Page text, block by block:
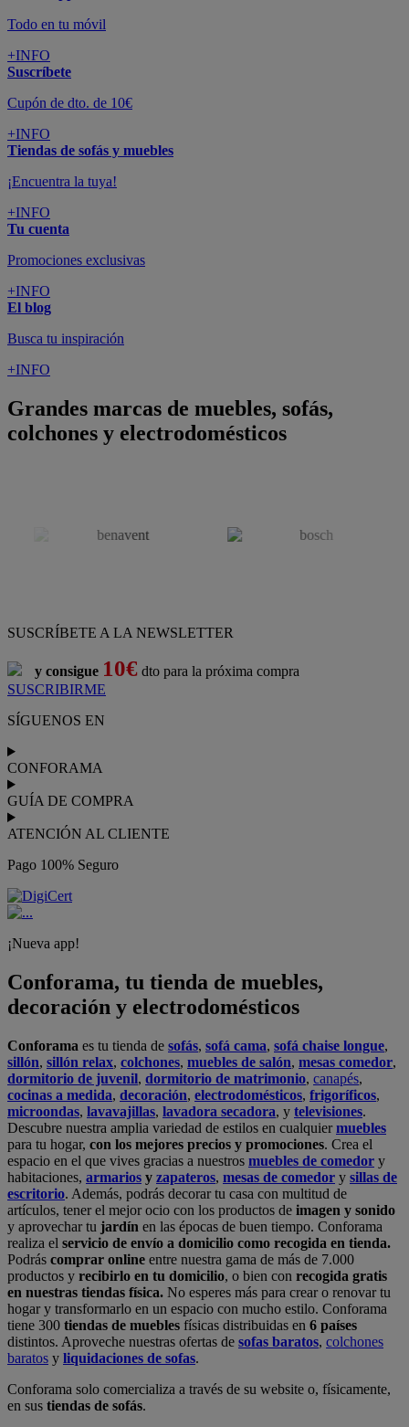
Todo en tu móvil
+INFO
Suscríbete
Cupón de dto. de 10€
+INFO
Tiendas de sofás y muebles
¡Encuentra la tuya!
+INFO
Tu cuenta
Promociones exclusivas
+INFO
El blog
Busca tu inspiración
+INFO
Grandes marcas de muebles, sofás,
colchones y electrodomésticos
SUSCRÍBETE A LA NEWSLETTER
y consigue 10€ dto para la próxima compra
SUSCRIBIRME
SÍGUENOS EN
CONFORAMA
GUÍA DE COMPRA
ATENCIÓN AL CLIENTE
Pago 100% Seguro
¡Nueva app!
Conforama, tu tienda de muebles,
decoración y electrodomésticos
Conforama es tu tienda de sofás, sofá cama, sofá chaise longue,
sillón, sillón relax, colchones, muebles de salón, mesas comedor,
dormitorio de juvenil, dormitorio de matrimonio, canapés,
cocinas a medida, decoración, electrodomésticos, frigoríficos,
microondas, lavavajillas, lavadora secadora, y televisiones.
Descubre nuestra amplia variedad de estilos en cualquiermuebles
para tu hogar, con los mejores precios y promociones. Crea el
espacio en el que vives gracias a nuestros muebles de comedor y
habitaciones, armarios y zapateros, mesas de comedor y sillas de
escritorio. Además, podrás decorar tu casa con multitud de
artículos, tener el mejor ocio con los productos de imagen y sonido
y aprovechar tu jardín en las épocas de buen tiempo. Conforama
realiza el servicio de envío a domicilio como recogida en tienda.
Podrás comprar online entre nuestra gama de más de 7.000
productos y recibirlo en tu domicilio, o bien con recogida gratis
en nuestras tiendas física. No esperes más para crear o renovar tu
hogar y transformarlo en un espacio con mucho estilo. Conforama
tiene 300 tiendas de muebles físicas distribuidas en 6 países
distintos. Aproveche nuestras ofertas de sofas baratos, colchones
baratos y liquidaciones de sofas.
Conforama solo comercializa a través de su website o, físicamente,
en sus tiendas de sofás.